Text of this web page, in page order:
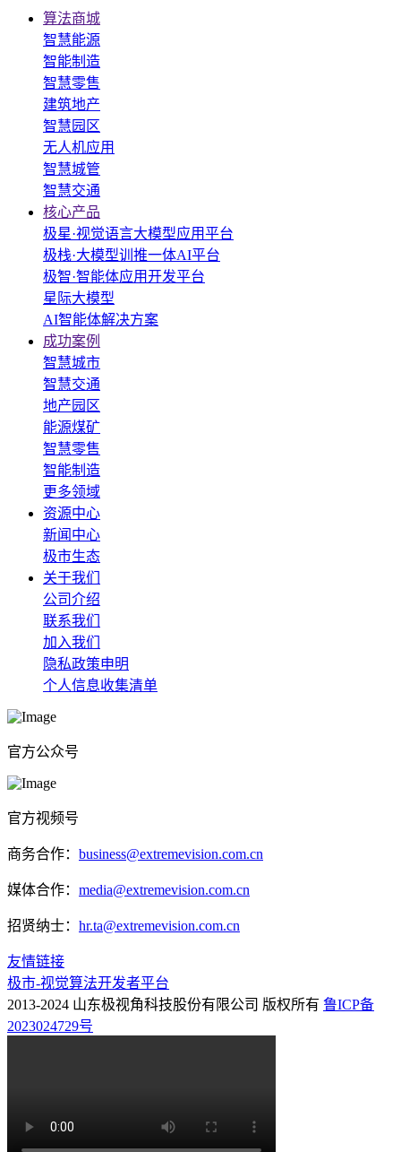
算法商城
智慧能源
智能制造
智慧零售
建筑地产
智慧园区
无人机应用
智慧城管
智慧交通
核心产品
极星·视觉语言大模型应用平台
极栈·大模型训推一体AI平台
极智·智能体应用开发平台
星际大模型
AI智能体解决方案
成功案例
智慧城市
智慧交通
地产园区
能源煤矿
智慧零售
智能制造
更多领域
资源中心
新闻中心
极市生态
关于我们
公司介绍
联系我们
加入我们
隐私政策申明
个人信息收集清单
官方公众号
官方视频号
商务合作： business@extremevision.com.cn
媒体合作： media@extremevision.com.cn
招贤纳士： hr.ta@extremevision.com.cn
友情链接
极市-视觉算法开发者平台
2013-2024 山东极视角科技股份有限公司 版权所有 鲁ICP备
2023024729号